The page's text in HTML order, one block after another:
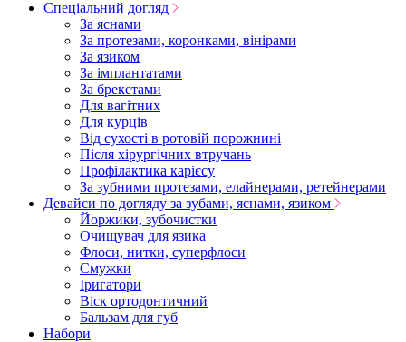
Спеціальний догляд
За яснами
За протезами, коронками, вінірами
За язиком
За імплантатами
За брекетами
Для вагітних
Для курців
Від сухості в ротовій порожнині
Після хірургічних втручань
Профілактика карієсу
За зубними протезами, елайнерами, ретейнерами
Девайси по догляду за зубами, яснами, язиком
Йоржики, зубочистки
Очищувач для язика
Флоси, нитки, суперфлоси
Смужки
Іригатори
Віск ортодонтичний
Бальзам для губ
Набори